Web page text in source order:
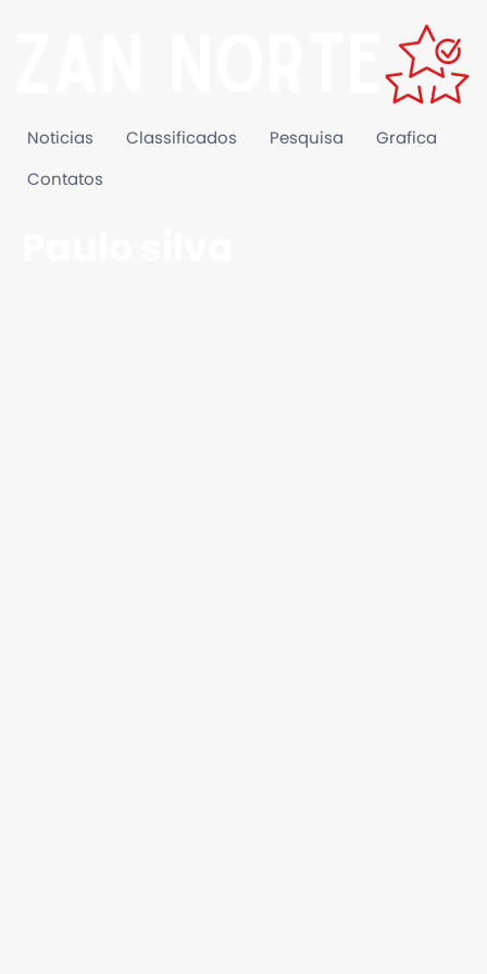
Noticias Classificados Pesquisa Grafica
Contatos